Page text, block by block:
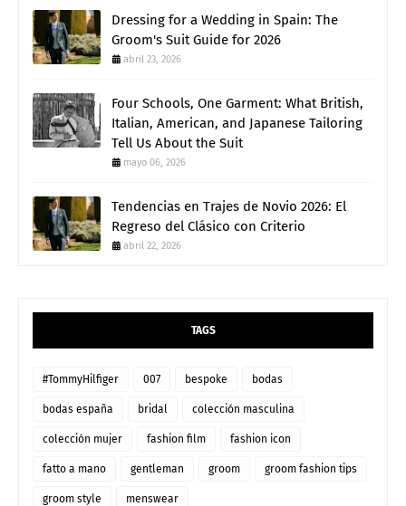
Dressing for a Wedding in Spain: The
Groom's Suit Guide for 2026
abril 23, 2026
Four Schools, One Garment: What British,
Italian, American, and Japanese Tailoring
Tell Us About the Suit
mayo 06, 2026
Tendencias en Trajes de Novio 2026: El
Regreso del Clásico con Criterio
abril 22, 2026
TAGS
#TommyHilfiger 007 bespoke bodas
bodas españa bridal colección masculina
colección mujer fashion film fashion icon
fatto a mano gentleman groom groom fashion tips
groom style menswear